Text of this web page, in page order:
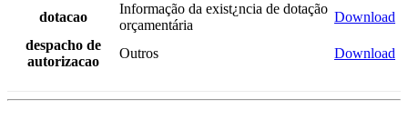
dotacao
Informação da exist¿ncia de dotação
orçamentária
Download
despacho de
autorizacao
Outros Download